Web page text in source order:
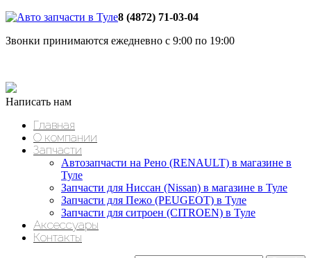
8 (4872) 71-03-04
Звонки принимаются ежедневно с 9:00 по 19:00
Написать нам
Главная
О компании
Запчасти
Автозапчасти на Рено (RENAULT) в магазине в
Туле
Запчасти для Ниссан (Nissan) в магазине в Туле
Запчасти для Пежо (PEUGEOT) в Туле
Запчасти для ситроен (CITROEN) в Туле
Аксессуары
Контакты